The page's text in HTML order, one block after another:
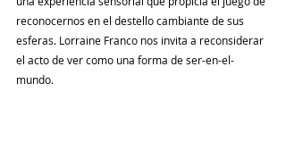
reconocernos en el destello cambiante de sus
esferas. Lorraine Franco nos invita a reconsiderar
el acto de ver como una forma de ser-en-el-
mundo.